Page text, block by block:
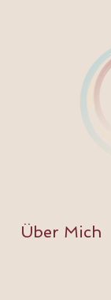
Über Mich